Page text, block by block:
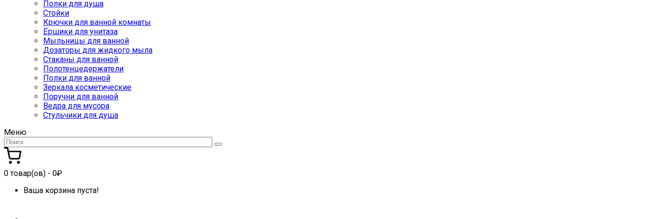
Полки для душа
Стойки
Крючки для ванной комнаты
Ёршики для унитаза
Мыльницы для ванной
Дозаторы для жидкого мыла
Стаканы для ванной
Полотенцедержатели
Полки для ванной
Зеркала косметические
Поручни для ванной
Ведра для мусора
Стульчики для душа
Меню
0товар(ов) - 0₽
Ваша корзина пуста!